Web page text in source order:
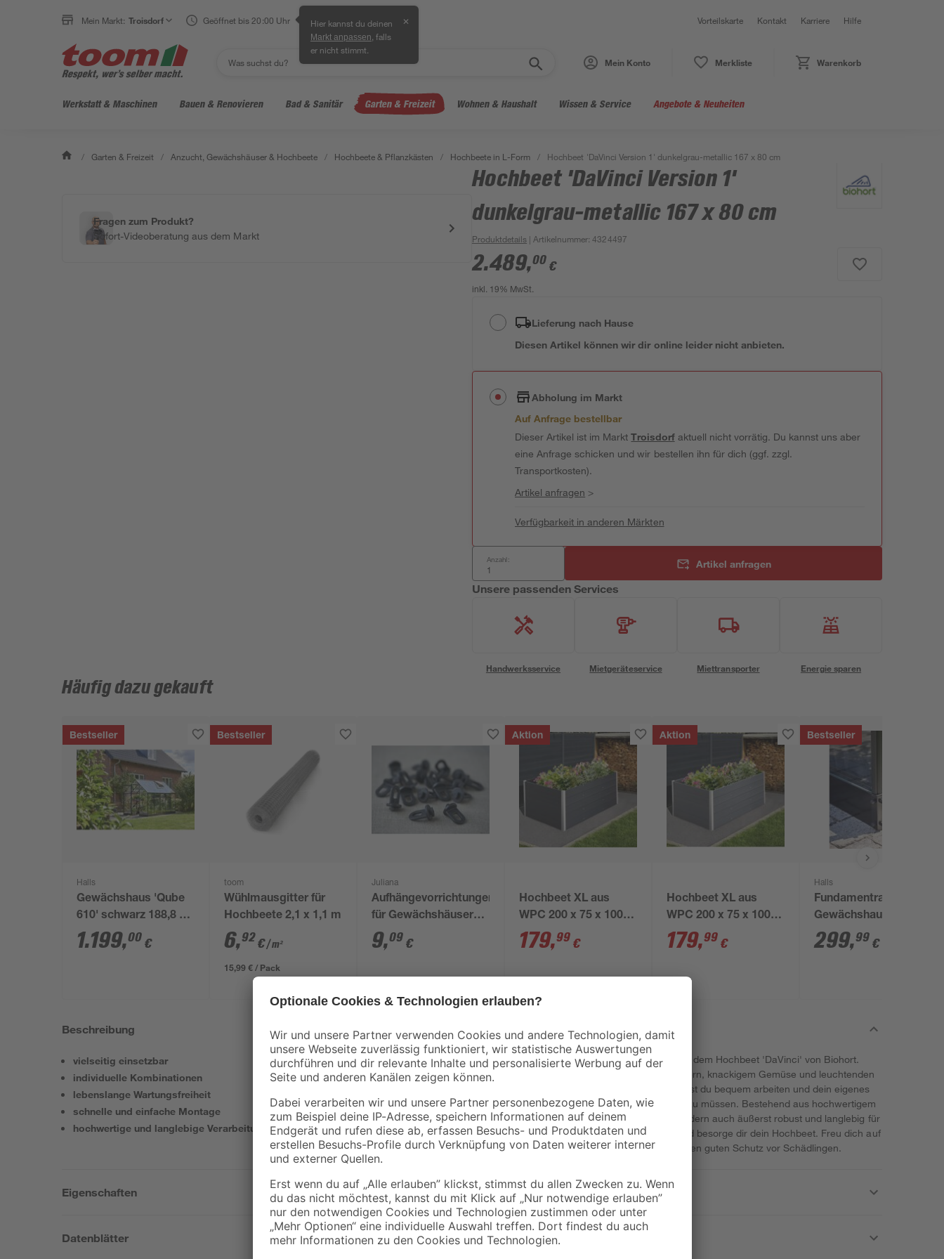
Mein Markt: Troisdorf Geöffnet bis 20:00 Uhr Hier kannst du deinen
Markt anpassen , falls
er nicht stimmt.
✕ Vorteilskarte Kontakt Karriere Hilfe
Mein Konto Merkliste Warenkorb
Werkstatt & Maschinen Bauen & Renovieren Bad & Sanitär Garten & Freizeit Wohnen & Haushalt Wissen & Service Angebote & Neuheiten
/ Garten & Freizeit / Anzucht, Gewächshäuser & Hochbeete / Hochbeete & Pflanzkästen / Hochbeete in L-Form / Hochbeet 'DaVinci Version 1' dunkelgrau-metallic 167 x 80 cm
Fragen zum Produkt?
Sofort-Videoberatung aus dem Markt
Hochbeet 'DaVinci Version 1'
dunkelgrau-metallic 167 x 80 cm
Produktdetails | Artikelnummer:4324497
2.489,00 €
inkl. 19% MwSt.
Lieferung nach Hause
Diesen Artikel können wir dir online leider nicht anbieten.
Abholung im Markt
Auf Anfrage bestellbar
Dieser Artikel ist im MarktTroisdorfaktuell nicht vorrätig. Du kannst uns aber
eine Anfrage schicken und wir bestellen ihn für dich (ggf. zzgl.
Transportkosten).
Artikel anfragen >
Verfügbarkeit in anderen Märkten
Anzahl: Artikel anfragen
Unsere passenden Services
Handwerksservice Mietgeräteservice Miettransporter Energie sparen
Häufig dazu gekauft
Bestseller
Halls
Gewächshaus 'Qube
610' schwarz 188,8 x
312,6 cm mit 3 mm
Sicherheitsglas
1.199,00 €
Bestseller
toom
Wühlmausgitter für
Hochbeete 2,1 x 1,1 m
6,92€/ m²
15,99 € / Pack
Juliana
Aufhängevorrichtungen
für Gewächshäuser
schwarz 20 Stück
9,09 €
Aktion
Hochbeet XL aus
WPC 200 x 75 x 100
cm anthrazit
179,99 €
Aktion
Hochbeet XL aus
WPC 200 x 75 x 100
cm grau
179,99 €
Bestseller
Halls
Fundamentrahmen für
Gewächshaus 'Qube
610' 6,4 m²
299,99 €
Beschreibung
vielseitig einsetzbar
individuelle Kombinationen
lebenslange Wartungsfreiheit
schnelle und einfache Montage
hochwertige und langlebige Verarbeitung
Freu dich auf ein ganz neues Gartenerlebnis mit dem Hochbeet 'DaVinci' von Biohort.
Schaffe dir eine üppige Oase mit frischen Kräutern, knackigem Gemüse und leuchtenden
Blüten. Dank des 80 cm hohen Hochbeets kannst du bequem arbeiten und dein eigenes
Obst und Gemüse anbauen, ohne dich bücken zu müssen. Bestehend aus hochwertigem
Metall ist es nicht nur optisch ansprechend, sondern auch äußerst robust und langlebig für
den Einsatz im Außenbereich. Greif direkt zu und besorge dir dein Hochbeet. Freu dich auf
hohe Ernteerträge, längere Anbauzeiten und einen guten Schutz vor Schädlingen.
Eigenschaften
Datenblätter